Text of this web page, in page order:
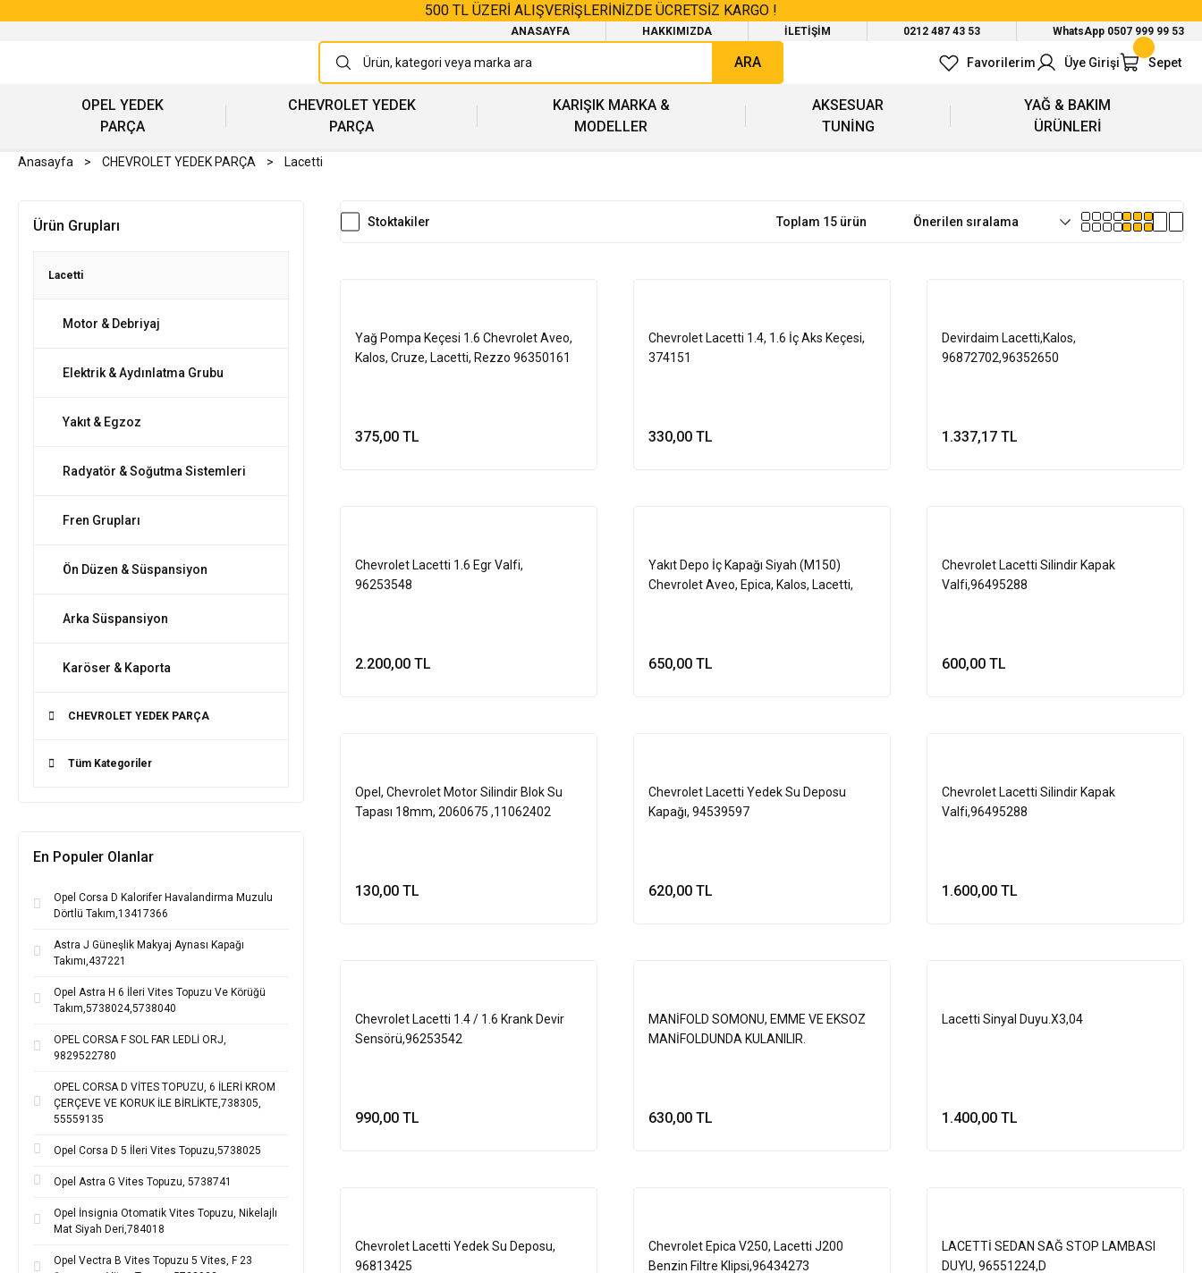
500 TL ÜZERİ ALIŞVERİŞLERİNİZDE ÜCRETSİZ KARGO !
ANASAYFA HAKKIMIZDA İLETİŞİM 0212 487 43 53 WhatsApp 0507 999 99 53
ARA Favorilerim Üye Girişi Sepet
OPEL YEDEK
PARÇA
CHEVROLET YEDEK
PARÇA
KARIŞIK MARKA &
MODELLER
AKSESUAR
TUNİNG
YAĞ & BAKIM
ÜRÜNLERİ
Anasayfa CHEVROLET YEDEK PARÇA Lacetti
Ürün Grupları
Lacetti
Motor & Debriyaj
Elektrik & Aydınlatma Grubu
Yakıt & Egzoz
Radyatör & Soğutma Sistemleri
Fren Grupları
Ön Düzen & Süspansiyon
Arka Süspansiyon
Karöser & Kaporta
CHEVROLET YEDEK PARÇA
Tüm Kategoriler
En Populer Olanlar
Opel Corsa D Kalorifer Havalandirma Muzulu
Dörtlü Takım,13417366
Astra J Güneşlik Makyaj Aynası Kapağı
Takımı,437221
Opel Astra H 6 İleri Vites Topuzu Ve Körüğü
Takım,5738024,5738040
OPEL CORSA F SOL FAR LEDLİ ORJ,
9829522780
OPEL CORSA D VİTES TOPUZU, 6 İLERİ KROM
ÇERÇEVE VE KORUK İLE BİRLİKTE,738305,
55559135
Opel Corsa D 5 İleri Vites Topuzu,5738025
Opel Astra G Vites Topuzu, 5738741
Opel İnsignia Otomatik Vites Topuzu, Nikelajlı
Mat Siyah Deri,784018
Opel Vectra B Vites Topuzu 5 Vites, F 23
Stoktakiler Toplam 15 ürün
Yağ Pompa Keçesi 1.6 Chevrolet Aveo,
Kalos, Cruze, Lacetti, Rezzo 96350161
375,00 TL
Chevrolet Lacetti 1.4, 1.6 İç Aks Keçesi,
374151
330,00 TL
Devirdaim Lacetti,Kalos,
96872702,96352650
1.337,17 TL
Chevrolet Lacetti 1.6 Egr Valfi,
96253548
2.200,00 TL
Yakıt Depo İç Kapağı Siyah (M150)
Chevrolet Aveo, Epica, Kalos, Lacetti,
650,00 TL
Chevrolet Lacetti Silindir Kapak
Valfi,96495288
600,00 TL
Opel, Chevrolet Motor Silindir Blok Su
Tapası 18mm, 2060675 ,11062402
130,00 TL
Chevrolet Lacetti Yedek Su Deposu
Kapağı, 94539597
620,00 TL
Chevrolet Lacetti Silindir Kapak
Valfi,96495288
1.600,00 TL
Chevrolet Lacetti 1.4 / 1.6 Krank Devir
Sensörü,96253542
990,00 TL
MANİFOLD SOMONU, EMME VE EKSOZ
MANİFOLDUNDA KULANILIR.
630,00 TL
Lacetti Sinyal Duyu.X3,04
1.400,00 TL
Chevrolet Lacetti Yedek Su Deposu,
96813425
Chevrolet Epica V250, Lacetti J200
Benzin Filtre Klipsi,96434273
LACETTİ SEDAN SAĞ STOP LAMBASI
DUYU, 96551224,D